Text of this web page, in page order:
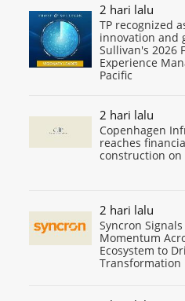
2 hari lalu
TP recognized
innovation and
Sullivan's 2026
Experience
Pacific
2 hari lalu
Copenhagen
reaches
construction
2 hari lalu
Syncron
Momentum
Ecosystem to
Transformation